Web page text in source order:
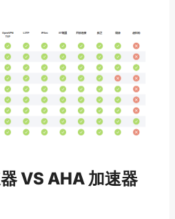
VS AHA 加速器